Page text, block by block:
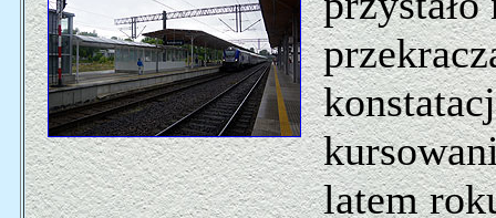
latem